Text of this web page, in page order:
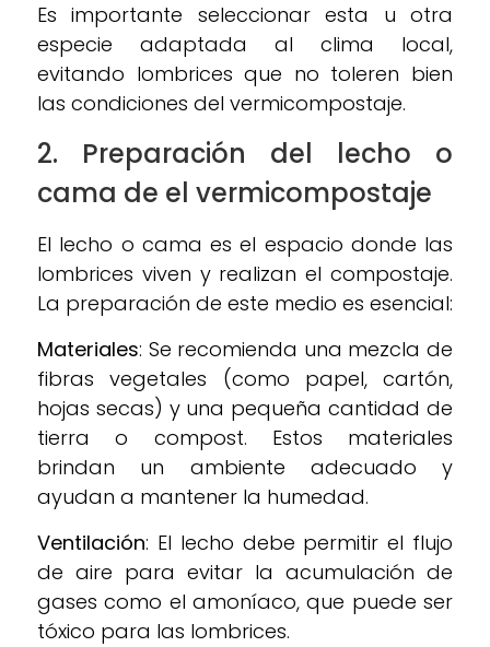
Es importante seleccionar esta u otra
especie adaptada al clima local,
evitando lombrices que no toleren bien
las condiciones del vermicompostaje.
2. Preparación del lecho o
cama de el vermicompostaje
El lecho o cama es el espacio donde las
lombrices viven y realizan el compostaje.
La preparación de este medio es esencial:
Materiales: Se recomienda una mezcla de
fibras vegetales (como papel, cartón,
hojas secas) y una pequeña cantidad de
tierra o compost. Estos materiales
brindan un ambiente adecuado y
ayudan a mantener la humedad.
Ventilación: El lecho debe permitir el flujo
de aire para evitar la acumulación de
gases como el amoníaco, que puede ser
tóxico para las lombrices.